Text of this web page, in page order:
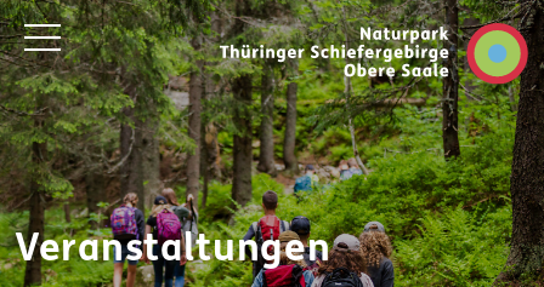
Veranstaltungen